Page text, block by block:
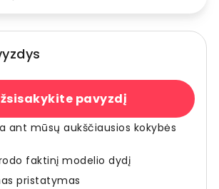
pavyzdį
ant mūsų aukščiausios kokybės
faktinį modelio dydį
pristatymas